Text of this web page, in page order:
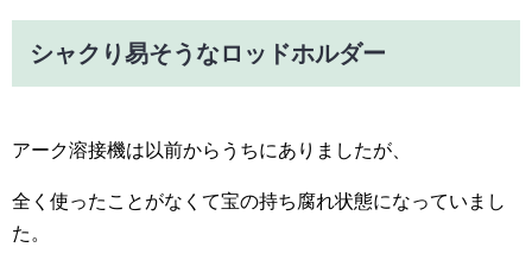
シャクり易そうなロッドホルダー
アーク溶接機は以前からうちにありましたが、
全く使ったことがなくて宝の持ち腐れ状態になっていまし
た。